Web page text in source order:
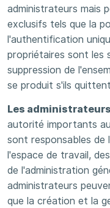
administrateurs mais
exclusifs tels que la
l'authentification
propriétaires sont les
suppression de
se produit s'ils
Les administrateurs
autorité importants
sont responsables de
l'espace de travail,
de l'administration
administrateurs
que la création et la